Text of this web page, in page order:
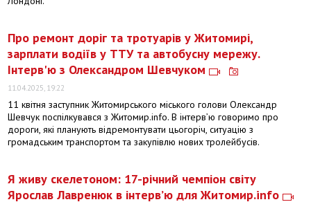
Про ремонт доріг та тротуарів у Житомирі,
зарплати водіїв у ТТУ та автобусну мережу.
Інтерв'ю з Олександром Шевчуком
11.04.2025, 19:22
11 квітня заступник Житомирського міського голови Олександр
Шевчук поспілкувався з Житомир.info. В інтерв’ю говоримо про
дороги, які планують відремонтувати цьогоріч, ситуацію з
громадським транспортом та закупівлю нових тролейбусів.
Я живу скелетоном: 17-річний чемпіон світу
Ярослав Лавренюк в інтерв’ю для Житомир.info